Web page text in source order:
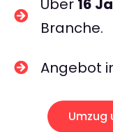
Über 16
Branche.
Angebot
Umzug